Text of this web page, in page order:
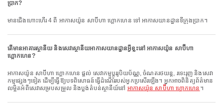
ប្រាក?
មានជើងហោះហើរ 4 ពី អាកាសយ៉ូន សាប៊ីហា ហ្គោកហេន ទៅ អាកាសយានដ្ឋានទីក្រុងប្រាក។
តើមានអាគារស្ថានីយ និងសេវាស្ថានីយអាកាសយានដ្ឋានអ្វីខ្លះនៅ អាកាសយ៉ូន សាប៊ីហា
ហ្គោកហេន?
អាកាសយ៉ូន សាប៊ីហា ហ្គោកហេន ផ្តល់ សេវាកម្មប្តូររូបិយប័ណ្ណ, ចំណតរថយន្ត, រទេះរុញ និងសេវា
កម្មផ្សេងៗទៀត ដើម្បីធ្វើឱ្យបទពិសោធន៍ធ្វើដំណើររបស់អ្នកប្រសើរឡើង។ អ្នកអាចពិនិត្យព័ត៌មាន
លម្អិតអំពីសេវាសម្របសម្រួល និងប្លង់តំបន់ស្ថានីយ៍នៅ អាកាសយ៉ូន សាប៊ីហា ហ្គោកហេន ។